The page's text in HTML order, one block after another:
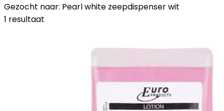
Gezocht naar: Pearl white zeepdispenser wit
1 resultaat